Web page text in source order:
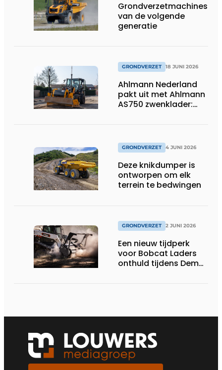
Grondverzetmachines
van de volgende
generatie
GRONDVERZET 18 JUNI 2026
Ahlmann Nederland
pakt uit met Ahlmann
AS750 zwenklader:
besturing.
GRONDVERZET 4 JUNI 2026
Deze knikdumper is
ontworpen om elk
terrein te bedwingen
GRONDVERZET 2 JUNI 2026
Een nieuw tijdperk
voor Bobcat Laders
onthuld tijdens Demo